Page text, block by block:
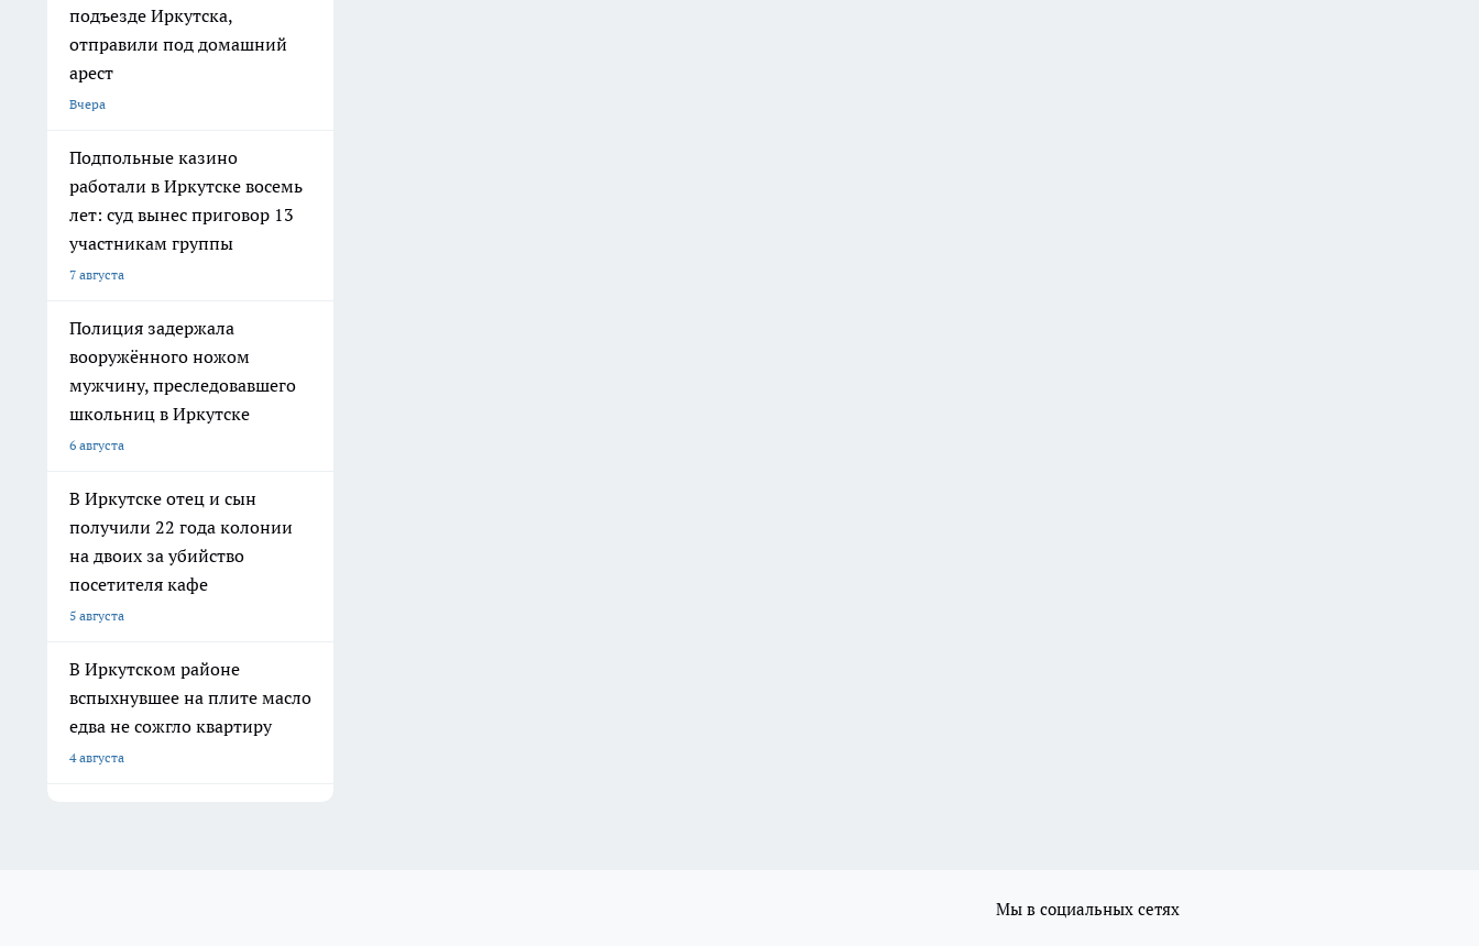
подъезде Иркутска,
отправили под домашний
арест
Вчера
Подпольные казино
работали в Иркутске восемь
лет: суд вынес приговор 13
участникам группы
7 августа
Полиция задержала
вооружённого ножом
мужчину, преследовавшего
школьниц в Иркутске
6 августа
В Иркутске отец и сын
получили 22 года колонии
на двоих за убийство
посетителя кафе
5 августа
В Иркутском районе
вспыхнувшее на плите масло
едва не сожгло квартиру
4 августа
Мы в социальных сетях